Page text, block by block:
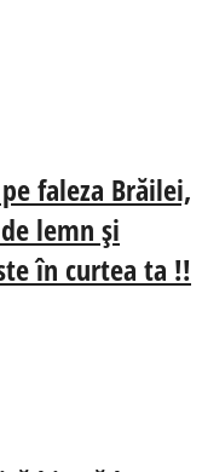
faleza Brăilei,
lemn și
în curtea ta !!